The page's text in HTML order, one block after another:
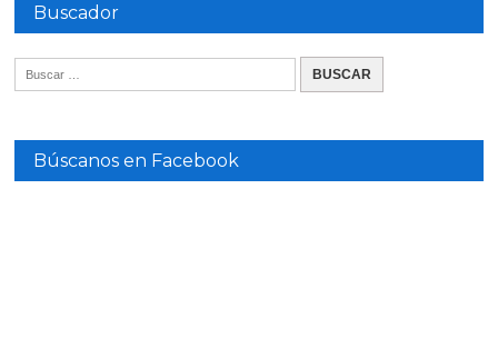
Buscador
Búscanos en Facebook